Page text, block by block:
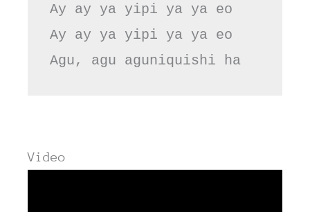
Ay ay ya yipi ya ya eo
Ay ay ya yipi ya ya eo
Agu, agu aguniquishi ha
Video